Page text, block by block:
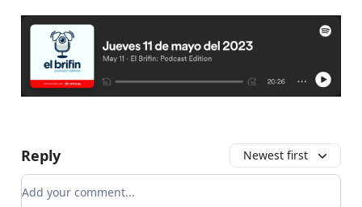
Reply Newest first
Add your comment